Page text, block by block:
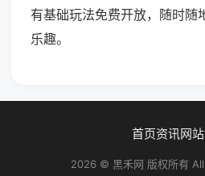
有基础玩法免费开放，随时随
乐趣。
首页资讯网
2026 © 黑禾网 版权所有